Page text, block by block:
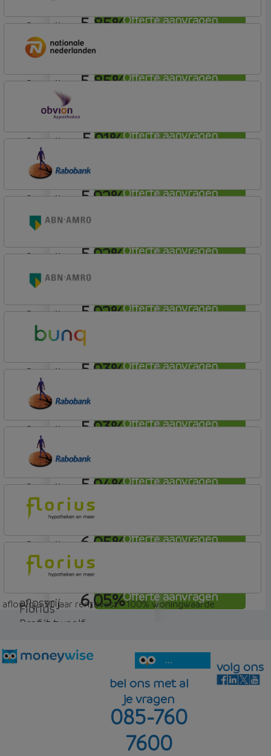
Offerte aanvragen
5,85%
Offerte aanvragen
aflosvrij
5,85%
Offerte aanvragen
Profijt drie + drie
aflosvrij
5,91%
Offerte aanvragen
Nationale-Nederlanden Bank
Nationale Nederlanden
aflosvrij
5,92%
Offerte aanvragen
OBVION Hypotheken
Woon Hypotheek
aflosvrij
5,92%
Offerte aanvragen
Basisvoorwaarden
aflosvrij
5,92%
Offerte aanvragen
Woning
aflosvrij
5,93%
Offerte aanvragen
Woning
aflosvrij
5,93%
Offerte aanvragen
Bunq
Easy Mortgage
aflosvrij
5,94%
Offerte aanvragen
Rabobank Spaarbank
Plusvoorwaarden
aflosvrij
6,05%
Offerte aanvragen
Rabobank Spaarbank
Plusvoorwaarden
aflosvrij
6,05%
Offerte aanvragen
Florius
Profijt twaalf
aflosvrij
6,06%
Offerte aanvragen
Florius
Profijt twaalf
aflosvrij
6,06%
aflosvrij - 30 jaar rentevast - 100% woningwaarde
...
bel ons met al
je vragen
085-760
7600
volg ons